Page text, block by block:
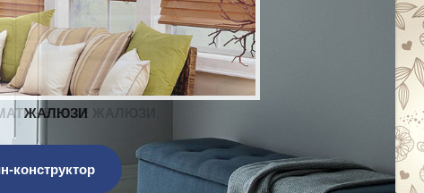
ЖАЛЮЗИ
конструктор